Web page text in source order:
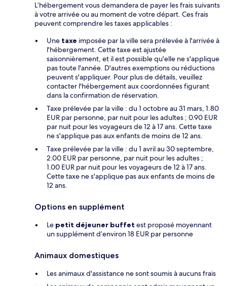
L’hébergement vous demandera de payer les frais suivants
à votre arrivée ou au moment de votre départ. Ces frais
peuvent comprendre les taxes applicables :
Une taxe imposée par la ville sera prélevée à l'arrivée à
l'hébergement. Cette taxe est ajustée
saisonnièrement, et il est possible qu'elle ne s'applique
pas toute l'année. D'autres exemptions ou réductions
peuvent s'appliquer. Pour plus de détails, veuillez
contacter l'hébergement aux coordonnées figurant
dans la confirmation de réservation.
Taxe prélevée par la ville : du 1 octobre au 31 mars, 1.80
EUR par personne, par nuit pour les adultes ; 0.90 EUR
par nuit pour les voyageurs de 12 à 17 ans. Cette taxe
ne s'applique pas aux enfants de moins de 12 ans.
Taxe prélevée par la ville : du 1 avril au 30 septembre,
2.00 EUR par personne, par nuit pour les adultes ;
1.00 EUR par nuit pour les voyageurs de 12 à 17 ans.
Cette taxe ne s'applique pas aux enfants de moins de
12 ans.
Options en supplément
Le petit déjeuner buffet est proposé moyennant
un supplément d’environ 18 EUR par personne
Animaux domestiques
Les animaux d'assistance ne sont soumis à aucuns frais